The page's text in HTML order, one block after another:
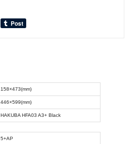
158×473(mm)
446×599(mm)
HAKUBA HFA03 A3+ Black
5+AP